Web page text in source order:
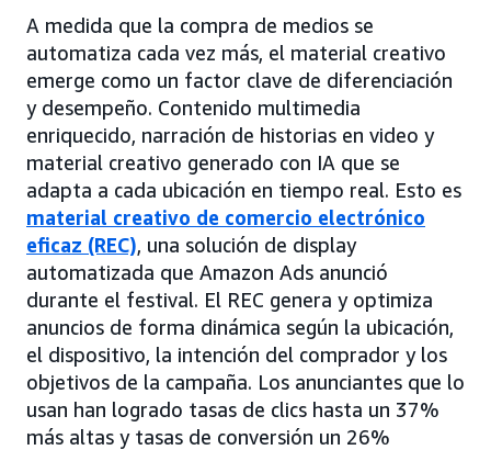
A medida que la compra de medios se
automatiza cada vez más, el material creativo
emerge como un factor clave de diferenciación
y desempeño. Contenido multimedia
enriquecido, narración de historias en video y
material creativo generado con IA que se
adapta a cada ubicación en tiempo real. Esto es
material creativo de comercio electrónico
eficaz (REC), una solución de display
automatizada que Amazon Ads anunció
durante el festival. El REC genera y optimiza
anuncios de forma dinámica según la ubicación,
el dispositivo, la intención del comprador y los
objetivos de la campaña. Los anunciantes que lo
usan han logrado tasas de clics hasta un 37%
más altas y tasas de conversión un 26%